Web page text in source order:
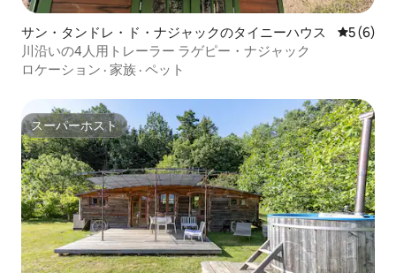
サン・タンドレ・ド・ナジャックのタイニーハウス レビュー
5 (6)
川沿いの4人用トレーラー ラゲピー・ナジャック
ロケーション · 家族 · ペット
スーパーホスト
スーパーホスト